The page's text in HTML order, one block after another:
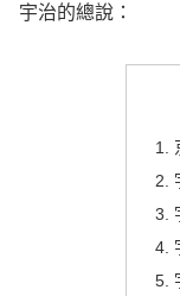
宇治的總說：